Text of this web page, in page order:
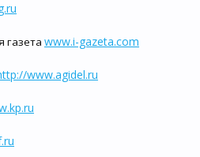
газета www.i-gazeta.com
www.agidel.ru